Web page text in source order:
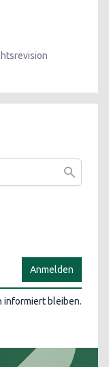
Anmelden
informiert bleiben.